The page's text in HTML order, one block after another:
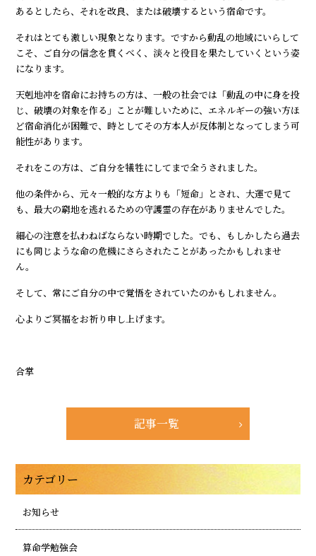
あるとしたら、それを改良、または破壊するという宿命です。
それはとても激しい現象となります。ですから動乱の地域にいらして
こそ、ご自分の信念を貫くべく、淡々と役目を果たしていくという姿
になります。
天剋地冲を宿命にお持ちの方は、一般の社会では「動乱の中に身を投
じ、破壊の対象を作る」ことが難しいために、エネルギーの強い方ほ
ど宿命消化が困難で、時としてその方本人が反体制となってしまう可
能性があります。
それをこの方は、ご自分を犠牲にしてまで全うされました。
他の条件から、元々一般的な方よりも「短命」とされ、大運で見て
も、最大の窮地を逃れるための守護霊の存在がありませんでした。
細心の注意を払わねばならない時期でした。でも、もしかしたら過去
にも同じような命の危機にさらされたことがあったかもしれませ
ん。
そして、常にご自分の中で覚悟をされていたのかもしれません。
心よりご冥福をお祈り申し上げます。
合掌
記事一覧
カテゴリー
お知らせ
算命学勉強会